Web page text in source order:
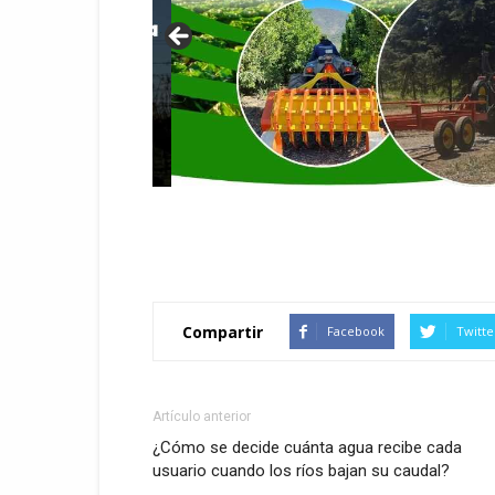
Compartir Facebook
Artículo anterior
¿Cómo se decide cuánta agua recibe cada
usuario cuando los ríos bajan su caudal?